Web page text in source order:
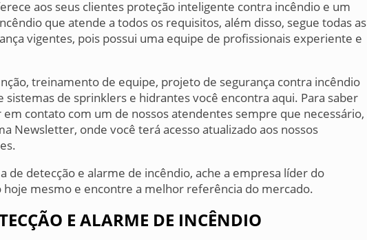
aos seus clientes proteção inteligente contra incêndio e um
que atende a todos os requisitos, além disso, segue todas as
vigentes, pois possui uma equipe de profissionais experiente e
treinamento de equipe, projeto de segurança contra incêndio
sistemas de sprinklers e hidrantes você encontra aqui. Para saber
contato com um de nossos atendentes sempre que necessário,
Newsletter, onde você terá acesso atualizado aos nossos
de detecção e alarme de incêndio, ache a empresa líder do
hoje mesmo e encontre a melhor referência do mercado.
E ALARME DE INCÊNDIO